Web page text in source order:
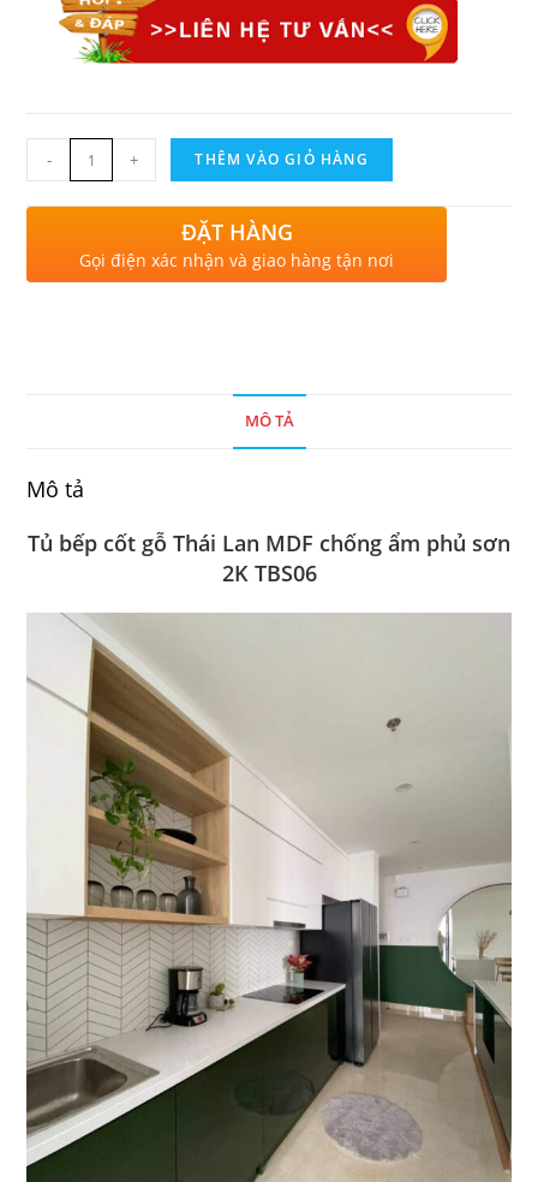
- + THÊM VÀO GIỎ HÀNG
ĐẶT HÀNG
Gọi điện xác nhận và giao hàng tận nơi
MÔ TẢ
Mô tả
Tủ bếp cốt gỗ Thái Lan MDF chống ẩm phủ sơn
2K TBS06